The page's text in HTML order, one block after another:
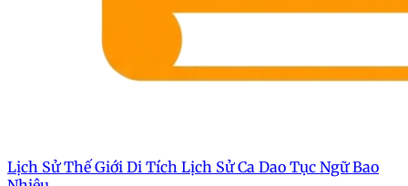
Lịch Sử Thế Giới Di Tích Lịch SửCa Dao Tục NgữBao